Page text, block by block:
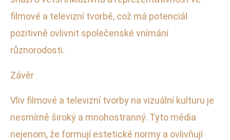
filmové a televizní tvorbě, což má potenciál
pozitivně ovlivnit společenské vnímání
různorodosti.
Závěr
Vliv filmové a televizní tvorby na vizuální kulturu je
nesmírně široký a mnohostranný. Tyto média
nejenom, že formují estetické normy a ovlivňují